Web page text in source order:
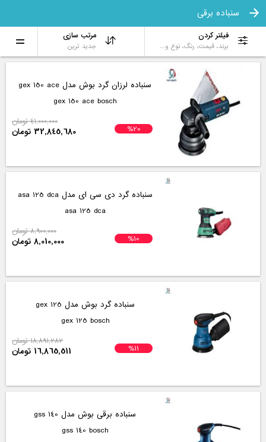
سنباده برقی
فیلتر کردن
برند، قیمت، رنگ، نوع و...
مرتب سازی
جدید ترین
سنباده لرزان گرد بوش مدل gex 150 ace
gex 150 ace bosch
%20
41,000,000 تومان
32,845,680 تومان
سنباده گرد دی سی ای مدل asa 125 dca
asa 125 dca
%10
8,900,000 تومان
8,010,000 تومان
سنباده گرد بوش مدل gex 125
gex 125 bosch
%11
18,891,282 تومان
16,865,511 تومان
سنباده برقی بوش مدل gss 140
gss 140 bosch